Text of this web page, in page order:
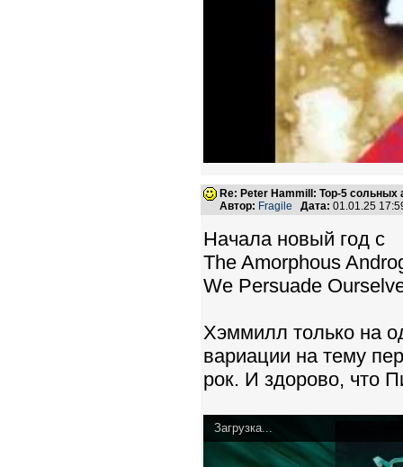
Re: Peter Hammill: Top-5 сольных
Автор: Fragile Дата: 01.01.25
Начала новый год с
The Amorphous
We Persuade
Хэммилл только на
вариации на тему
рок. И здорово, что
Загрузка...